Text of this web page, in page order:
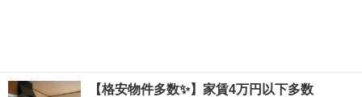
【格安物件多数✨】家賃4万円以下多数